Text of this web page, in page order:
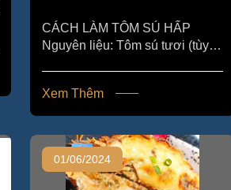
CÁCH LÀM TÔM SÚ HẤP
Nguyên liệu: Tôm sú tươi (tùy
thêm...
Xem Thêm
01/06/2024